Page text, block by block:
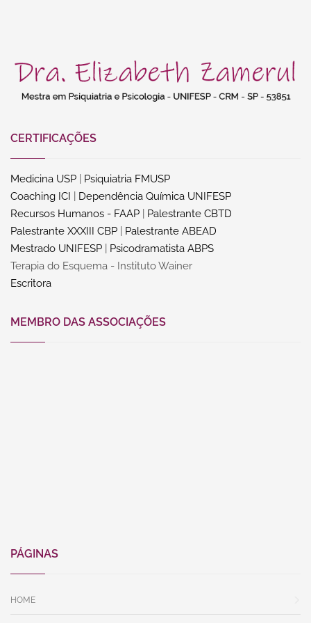
CERTIFICAÇÕES
Medicina USP
Psiquiatria FMUSP
Coaching ICI
Dependência Química UNIFESP
Recursos Humanos - FAAP
Palestrante CBTD
Palestrante XXXIII CBP
Palestrante ABEAD
Mestrado UNIFESP
Psicodramatista ABPS
Terapia do Esquema - Instituto Wainer
Escritora
MEMBRO DAS ASSOCIAÇÕES
PÁGINAS
HOME